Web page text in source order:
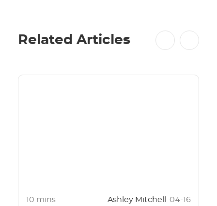
Related Articles
10 mins Ashley Mitchell 04-16